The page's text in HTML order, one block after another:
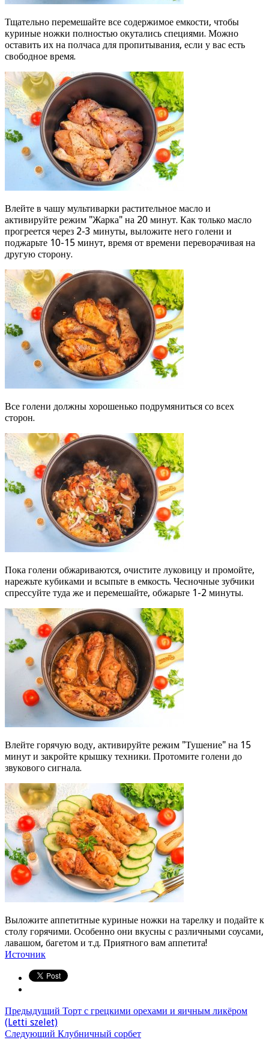
Тщательно перемешайте все содержимое емкости, чтобы
куриные ножки полностью окутались специями. Можно
оставить их на полчаса для пропитывания, если у вас есть
свободное время.
Влейте в чашу мультиварки растительное масло и
активируйте режим "Жарка" на 20 минут. Как только масло
прогреется через 2-3 минуты, выложите него голени и
поджарьте 10-15 минут, время от времени переворачивая на
другую сторону.
Все голени должны хорошенько подрумяниться со всех
сторон.
Пока голени обжариваются, очистите луковицу и промойте,
нарежьте кубиками и всыпьте в емкость. Чесночные зубчики
спрессуйте туда же и перемешайте, обжарьте 1-2 минуты.
Влейте горячую воду, активируйте режим "Тушение" на 15
минут и закройте крышку техники. Протомите голени до
звукового сигнала.
Выложите аппетитные куриные ножки на тарелку и подайте к
столу горячими. Особенно они вкусны с различными соусами,
лавашом, багетом и т.д. Приятного вам аппетита!
Источник
Предыдущий Торт с грецкими орехами и яичным ликёром
(Letti szelet)
Следующий Клубничный сорбет